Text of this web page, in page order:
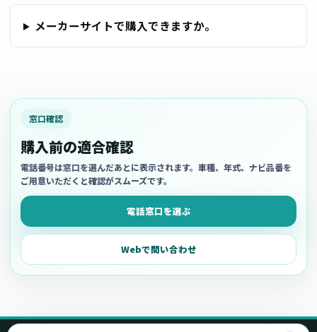
メーカーサイトで購入できますか。
窓口確認
購入前の適合確認
電話番号は窓口を選んだあとに表示されます。車種、年式、ナビ品番を
ご用意いただくと確認がスムーズです。
電話窓口を選ぶ
Webで問い合わせ